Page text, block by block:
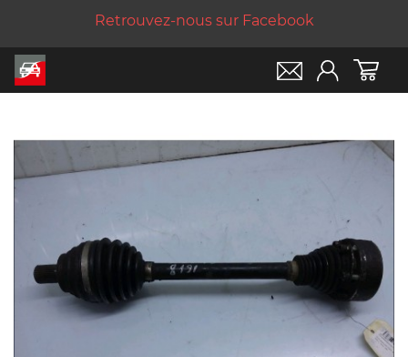
Retrouvez-nous sur Facebook